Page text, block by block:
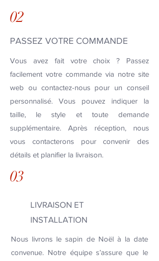
02
PASSEZ VOTRE COMMANDE
Vous avez fait votre choix ? Passez
facilement votre commande via notre site
web ou contactez-nous pour un conseil
personnalisé. Vous pouvez indiquer la
taille, le style et toute demande
supplémentaire. Après réception, nous
vous contacterons pour convenir des
détails et planifier la livraison.
03
LIVRAISON ET
INSTALLATION
Nous livrons le sapin de Noël à la date
convenue. Notre équipe s’assure que le